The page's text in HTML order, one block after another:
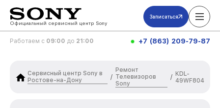
Официальный сервисный центр Sony
Записаться
Работаем с 09:00 до 21:00 +7 (863) 209-79-87
Сервисный центр Sony в
Ростове-на-Дону
/
Ремонт
Телевизоров
Sony
/ KDL-
49WF804